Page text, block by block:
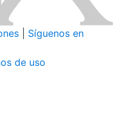
Síguenos en
de uso